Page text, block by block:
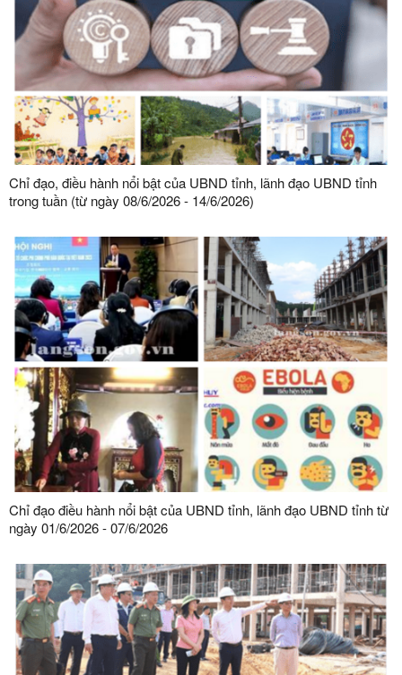
Chỉ đạo, điều hành nổi bật của UBND tỉnh, lãnh đạo UBND tỉnh
trong tuần (từ ngày 08/6/2026 - 14/6/2026)
Chỉ đạo điều hành nổi bật của UBND tỉnh, lãnh đạo UBND tỉnh từ
ngày 01/6/2026 - 07/6/2026